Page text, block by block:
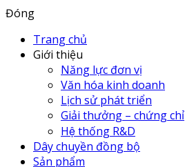
Đóng
Trang chủ
Giới thiệu
Năng lực đơn vị
Văn hóa kinh doanh
Lịch sử phát triển
Giải thưởng – chứng chỉ
Hệ thống R&D
Dây chuyền đồng bộ
Sản phẩm